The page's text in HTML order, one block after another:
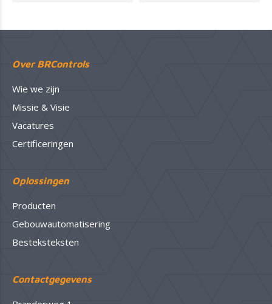
Over BRControls
Wie we zijn
Missie & Visie
Vacatures
Certificeringen
Oplossingen
Producten
Gebouwautomatisering
Besteksteksten
Contactgegevens